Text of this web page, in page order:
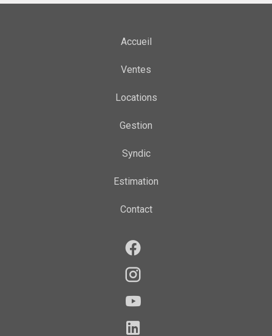
Accueil
Ventes
Locations
Gestion
Syndic
Estimation
Contact